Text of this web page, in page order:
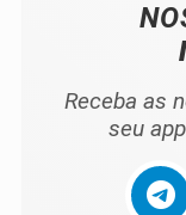
Receba as
seu